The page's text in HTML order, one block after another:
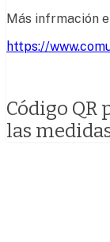
Más infrmación
https://
Código QR
las